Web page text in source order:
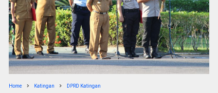
Home Katingan DPRD Katingan